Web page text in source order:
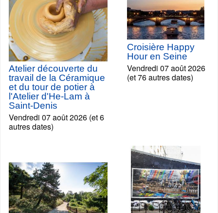
Atelier découverte du
travail de la Céramique
et du tour de potier à
l'Atelier d'He-Lam à
Saint-Denis
Vendredi 07 août 2026 (et 6
autres dates)
Croisière Happy
Hour en Seine
Vendredi 07 août 2026
(et 76 autres dates)